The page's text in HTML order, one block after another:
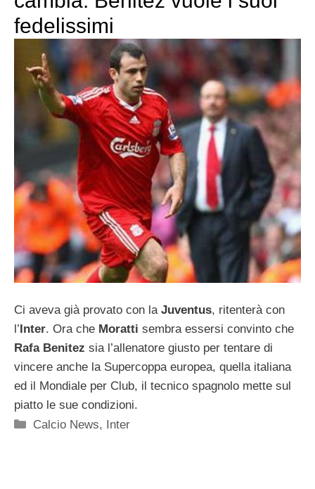
fedelissimi
Ci aveva già provato con la Juventus, ritenterà con
l’Inter. Ora che Moratti sembra essersi convinto che
Rafa Benitez sia l’allenatore giusto per tentare di
vincere anche la Supercoppa europea, quella italiana
ed il Mondiale per Club, il tecnico spagnolo mette sul
piatto le sue condizioni.
Categorie
Calcio News, Inter